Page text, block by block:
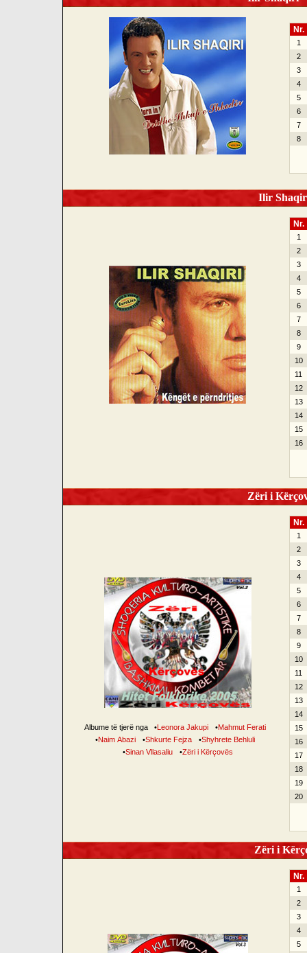
Nr.
1
2
3
4
5
6
7
8
Ilir
Nr.
1
2
3
4
5
6
7
8
9
10
11
12
13
14
15
16
Zëri i
Albume të tjerë nga •Leonora Jakupi •Mahmut Ferati
•Naim Abazi •Shkurte Fejza •Shyhrete Behluli
•Sinan Vllasaliu •Zëri i Kërçovës
Nr.
1
2
3
4
5
6
7
8
9
10
11
12
13
14
15
16
17
18
19
20
Zëri i
Nr.
1
2
3
4
5